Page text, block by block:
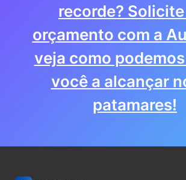
recorde?
orçamento com a
veja como
você a alcançar
patamares!